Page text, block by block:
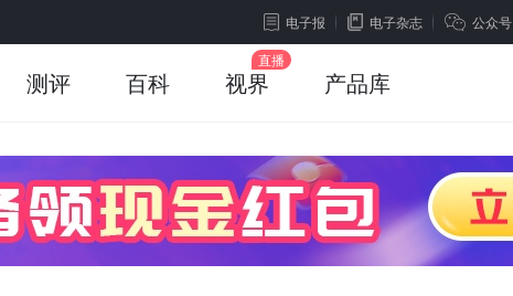
电子报 电子杂志 公众号
测评 百科 视界 产品库